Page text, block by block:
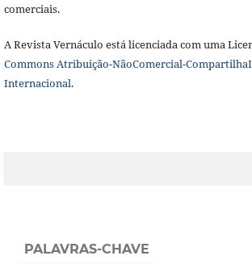
comerciais.
A Revista Vernáculo está licenciada com uma
Commons Atribuição-NãoComercial-
Internacional.
PALAVRAS-CHAVE